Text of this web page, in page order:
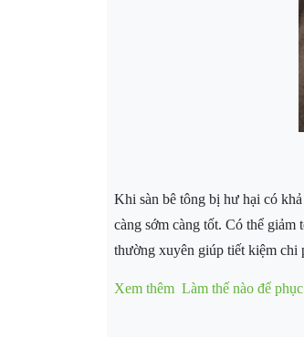
Khi sàn bê tông bị hư hại có
càng sớm càng tốt. Có thể
thường xuyên giúp tiết kiệm chi
Xem thêm Làm thế nào để